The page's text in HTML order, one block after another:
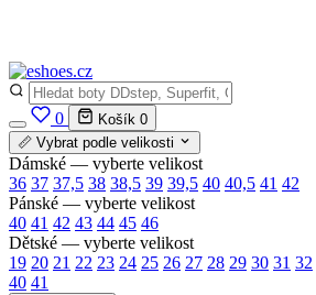
0 Košík 0
📏 Vybrat podle velikosti
Dámské — vyberte velikost
36 37 37,5 38 38,5 39 39,5 40 40,5 41 42
Pánské — vyberte velikost
40 41 42 43 44 45 46
Dětské — vyberte velikost
19 20 21 22 23 24 25 26 27 28 29 30 31 32
40 41